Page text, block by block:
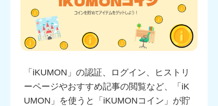
「iKUMON」の認証、ログイン、ヒストリ
ーページやおすすめ記事の閲覧など、「iK
UMON」を使うと「iKUMONコイン」が貯